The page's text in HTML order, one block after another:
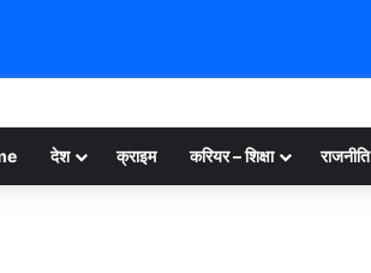
देश क्राइम करियर – शिक्षा राजनीति